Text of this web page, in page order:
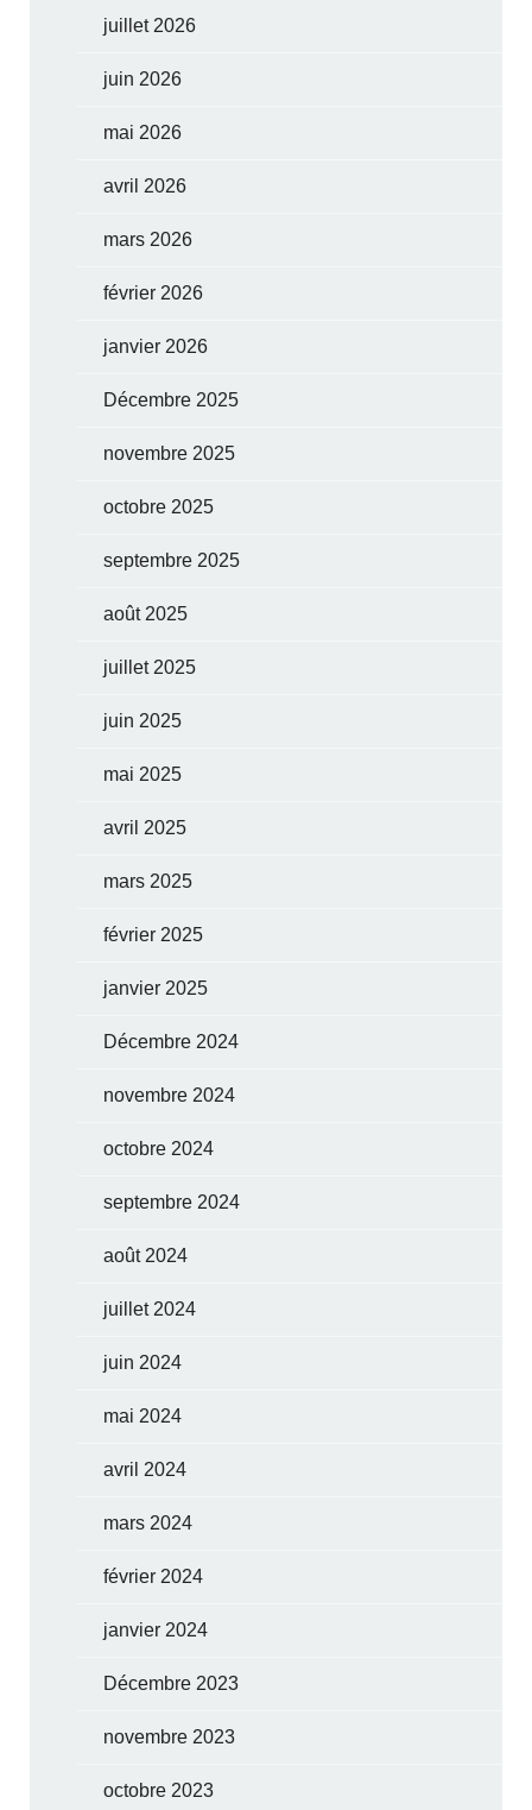
juillet 2026
juin 2026
mai 2026
avril 2026
mars 2026
février 2026
janvier 2026
Décembre 2025
novembre 2025
octobre 2025
septembre 2025
août 2025
juillet 2025
juin 2025
mai 2025
avril 2025
mars 2025
février 2025
janvier 2025
Décembre 2024
novembre 2024
octobre 2024
septembre 2024
août 2024
juillet 2024
juin 2024
mai 2024
avril 2024
mars 2024
février 2024
janvier 2024
Décembre 2023
novembre 2023
octobre 2023